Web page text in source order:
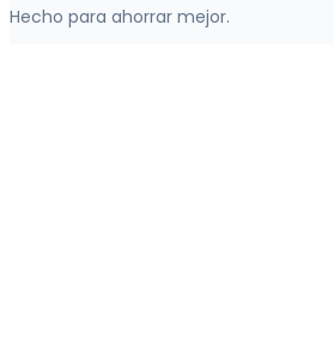
Hecho para ahorrar mejor.